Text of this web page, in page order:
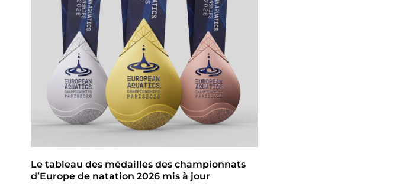
Le tableau des médailles des championnats
d’Europe de natation 2026 mis à jour